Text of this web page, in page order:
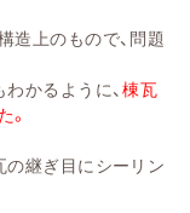
造上のもので、問題
かるように、棟瓦
の継ぎ目にシーリン